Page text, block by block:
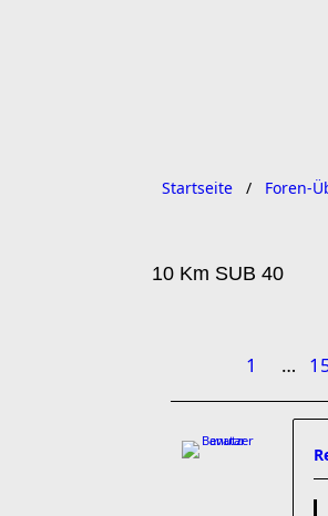
Startseite Foren-
10 Km SUB 40
1 …